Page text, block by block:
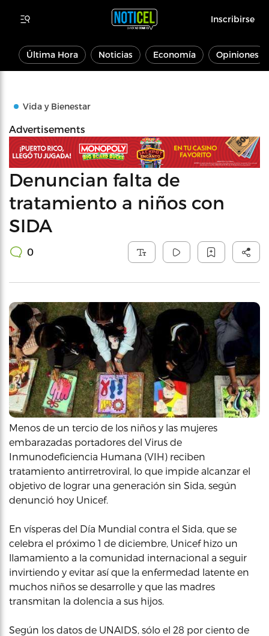
Inscribirse
Última Hora Noticias Economía Opiniones
Vida y Bienestar
Advertisements
Denuncian falta de
tratamiento a niños con
SIDA
0
Menos de un tercio de los niños y las mujeres
embarazadas portadores del Virus de
Inmunodeficiencia Humana (VIH) reciben
tratamiento antirretroviral, lo que impide alcanzar el
objetivo de lograr una generación sin Sida, según
denunció hoy Unicef.
En vísperas del Día Mundial contra el Sida, que se
celebra el próximo 1 de diciembre, Unicef hizo un
llamamiento a la comunidad internacional a seguir
invirtiendo y evitar así que la enfermedad latente en
muchos niños se desarrolle y que las madres
transmitan la dolencia a sus hijos.
Según los datos de UNAIDS, sólo el 28 por ciento de